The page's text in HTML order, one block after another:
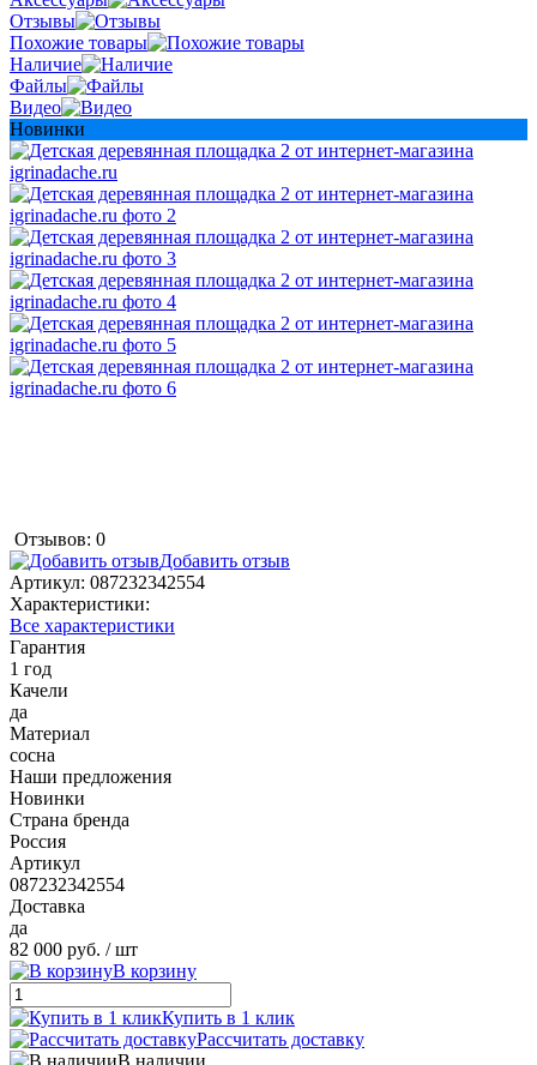
Отзывы
Похожие товары
Наличие
Файлы
Видео
Новинки
Отзывов: 0
Добавить отзыв
Артикул: 087232342554
Характеристики:
Все характеристики
Гарантия
1 год
Качели
да
Материал
сосна
Наши предложения
Новинки
Страна бренда
Россия
Артикул
087232342554
Доставка
да
82 000 руб. / шт
В корзину
Купить в 1 клик
Рассчитать доставку
В наличии